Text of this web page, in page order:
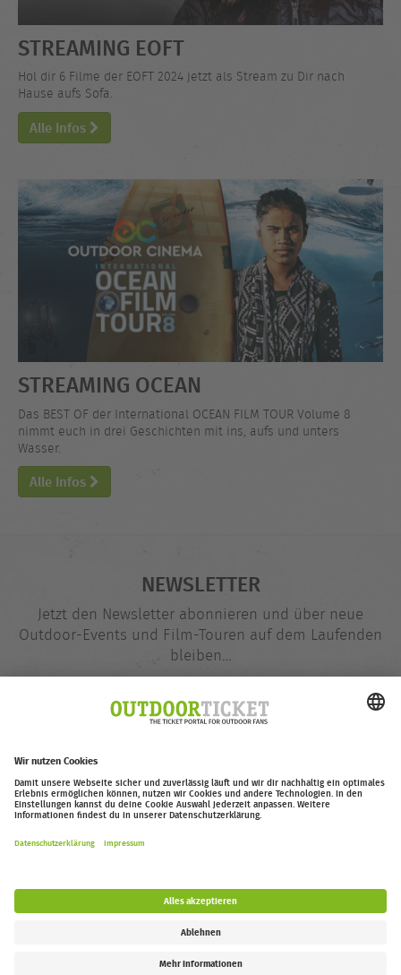
STREAMING EOFT
Hol dir 6 Filme der EOFT 2024 jetzt als Stream zu Dir nach
Hause aufs Sofa.
Alle Infos
STREAMING OCEAN
Das BEST OF der International OCEAN FILM TOUR Volume 8
nimmt euch in drei Geschichten mit ins, aufs und unters
Wasser.
Alle Infos
NEWSLETTER
Jetzt den Newsletter abonnieren und über neue
Outdoor-Events und Film-Touren auf dem Laufenden
bleiben…
Mail-
Adresse
outdoor-ticket.net– Ein Projekt von
Barrierefreiheitserklärung
Follow us: